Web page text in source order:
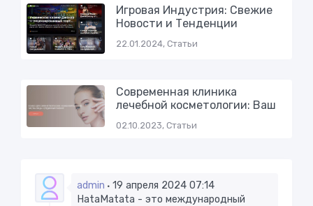
Игровая Индустрия: Свежие
Новости и Тенденции
22.01.2024, Статьи
Современная клиника
лечебной косметологии: Ваш
02.10.2023, Статьи
admin
19 апреля 2024 07:14
HataMatata - это международный